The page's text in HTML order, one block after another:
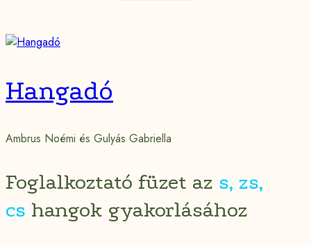
Hangadó
Ambrus Noémi és Gulyás Gabriella
Foglalkoztató füzet az s, zs,
cs hangok gyakorlásához